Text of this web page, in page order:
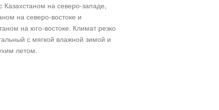
Казахстаном на северо-западе,
на северо-востоке и
на юго-востоке. Климат резко
с мягкой влажной зимой и
летом.